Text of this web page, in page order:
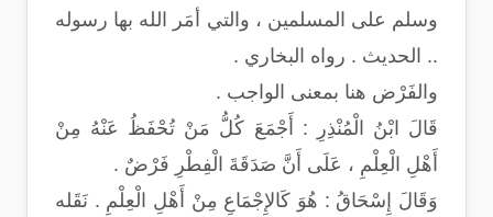
وسلم على المسلمين ، والتي أمَر الله بها رسوله
.. الحديث . رواه البخاري .
والفَرْض هنا بمعنى الواجب .
قَالَ ابْنُ الْمُنْذِرِ : أَجْمَعَ كُلُّ مَنْ تُحْفَظُ عَنْهُ مِنْ
أَهْلِ الْعِلْمِ ، عَلَى أَنَّ صَدَقَةَ الْفِطْرِ فَرْضٌ .
وَقَالَ إِسْحَاقُ : هُوَ كَالإِجْمَاعِ مِنْ أَهْلِ الْعِلْمِ . نَقَله